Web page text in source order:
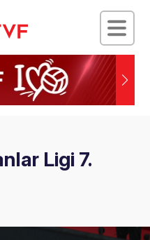
Ligi 7.